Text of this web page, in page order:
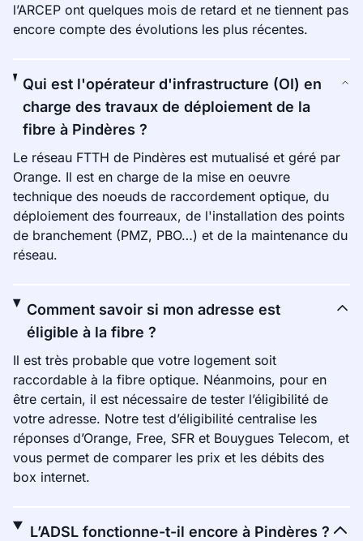
l’ARCEP ont quelques mois de retard et ne tiennent pas
encore compte des évolutions les plus récentes.
Qui est l'opérateur d'infrastructure (OI) en
charge des travaux de déploiement de la
fibre à Pindères ?
Le réseau FTTH de Pindères est mutualisé et géré par
Orange. Il est en charge de la mise en oeuvre
technique des noeuds de raccordement optique, du
déploiement des fourreaux, de l'installation des points
de branchement (PMZ, PBO…) et de la maintenance du
réseau.
Comment savoir si mon adresse est
éligible à la fibre ?
Il est très probable que votre logement soit
raccordable à la fibre optique. Néanmoins, pour en
être certain, il est nécessaire de tester l’éligibilité de
votre adresse. Notre test d’éligibilité centralise les
réponses d’Orange, Free, SFR et Bouygues Telecom, et
vous permet de comparer les prix et les débits des
box internet.
L’ADSL fonctionne-t-il encore à Pindères ?